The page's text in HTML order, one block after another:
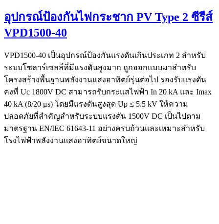
อุปกรณ์ป้องกันไฟกระชาก PV Type 2 ซีรีส์
VPD1500-40
VPD1500-40 เป็นอุปกรณ์ป้องกันแรงดันเกินประเภท 2 สำหรับ
ระบบโซลาร์เซลล์ที่มีแรงดันสูงมาก ถูกออกแบบมาสำหรับ
โครงสร้างพื้นฐานพลังงานแสงอาทิตย์รุ่นต่อไป รองรับแรงดัน
คงที่ Uc 1800V DC สามารถรับกระแสไฟฟ้า In 20 kA และ Imax
40 kA (8/20 μs) โดยมีแรงดันสูงสุด Up ≤ 5.5 kV ให้ความ
ปลอดภัยที่สำคัญสำหรับระบบแรงดัน 1500V DC เป็นไปตาม
มาตรฐาน EN/IEC 61643-11 อย่างครบถ้วนและเหมาะสำหรับ
โรงไฟฟ้าพลังงานแสงอาทิตย์ขนาดใหญ่